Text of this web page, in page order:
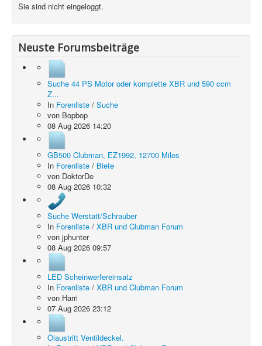
Sie sind nicht eingeloggt.
Neuste Forumsbeiträge
Suche 44 PS Motor oder komplette XBR und 590 ccm
Z...
In Forenliste / Suche
von Bopbop
08 Aug 2026 14:20
GB500 Clubman, EZ1992, 12700 Miles
In Forenliste / Biete
von DoktorDe
08 Aug 2026 10:32
Suche Werstatt/Schrauber
In Forenliste / XBR und Clubman Forum
von jphunter
08 Aug 2026 09:57
LED Scheinwerfereinsatz
In Forenliste / XBR und Clubman Forum
von Harri
07 Aug 2026 23:12
Ölaustritt Ventildeckel.